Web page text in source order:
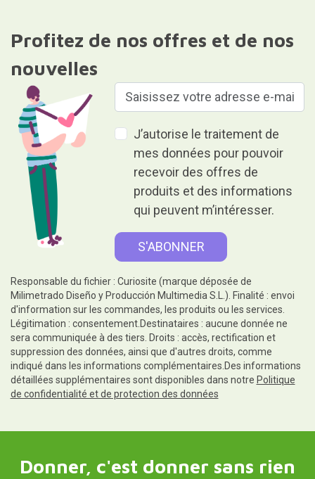
Profitez de nos offres et de nos
nouvelles
J’autorise le traitement de
mes données pour pouvoir
recevoir des offres de
produits et des informations
qui peuvent m’intéresser.
Responsable du fichier : Curiosite (marque déposée de
Milimetrado Diseño y Producción Multimedia S.L.). Finalité : envoi
d'information sur les commandes, les produits ou les services.
Légitimation : consentement.Destinataires : aucune donnée ne
sera communiquée à des tiers. Droits : accès, rectification et
suppression des données, ainsi que d'autres droits, comme
indiqué dans les informations complémentaires.Des informations
détaillées supplémentaires sont disponibles dans notre Politique
de confidentialité et de protection des données
Donner, c'est donner sans rien